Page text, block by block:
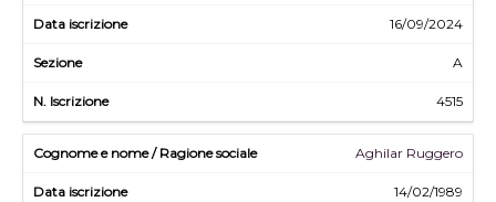
16/09/2024
A
4515
Aghilar Ruggero
14/02/1989